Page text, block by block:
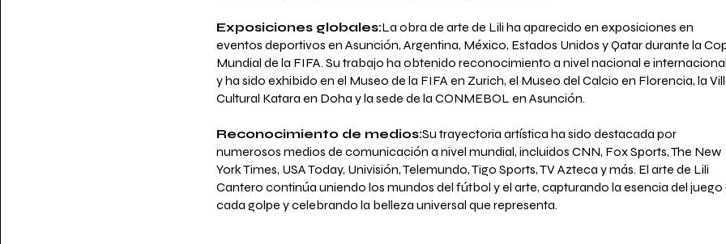
Exposiciones globales:La obra de arte de Lili ha aparecido en exposiciones en
eventos deportivos en Asunción, Argentina, México, Estados Unidos y Qatar durante la
Mundial de la FIFA. Su trabajo ha obtenido reconocimiento a nivel nacional e
y ha sido exhibido en el Museo de la FIFA en Zurich, el Museo del Calcio en Florencia, la
Cultural Katara en Doha y la sede de la CONMEBOL en Asunción.
Reconocimiento de medios:Su trayectoria artística ha sido destacada por
numerosos medios de comunicación a nivel mundial, incluidos CNN, Fox Sports, The New
York Times, USA Today, Univisión, Telemundo, Tigo Sports, TV Azteca y más. El arte de Lili
Cantero continúa uniendo los mundos del fútbol y el arte, capturando la esencia del juego
cada golpe y celebrando la belleza universal que representa.